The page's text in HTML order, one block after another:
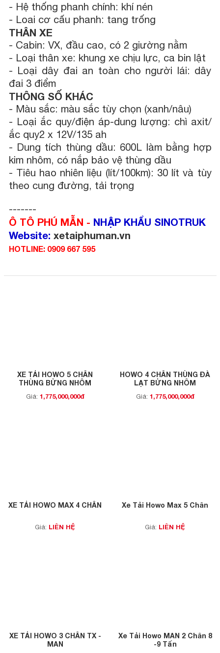
- Hệ thống phanh chính: khí nén
- Loai cơ cấu phanh: tang trống
THÂN XE
- Cabin: VX, đầu cao, có 2 giường nằm
- Loại thân xe: khung xe chịu lực, ca bin lật
- Loại dây đai an toàn cho người lái: dây
đai 3 điểm
THÔNG SỐ KHÁC
- Màu sắc: màu sắc tùy chọn (xanh/nâu)
- Loại ắc quy/điện áp-dung lượng: chì axit/
ắc quy2 x 12V/135 ah
- Dung tích thùng dầu: 600L làm bằng hợp
kim nhôm, có nắp bảo vệ thùng dầu
- Tiêu hao nhiên liệu (lít/100km): 30 lít và tùy
theo cung đường, tải trọng
-------
Ô TÔ PHÚ MẪN - NHẬP KHẨU SINOTRUK
Website: xetaiphuman.vn
HOTLINE: 0909 667 595
XE TẢI HOWO 5 CHÂN
THÙNG BỬNG NHÔM
Giá: 1,775,000,000đ
HOWO 4 CHÂN THÙNG ĐÀ
LẠT BỬNG NHÔM
Giá: 1,775,000,000đ
XE TẢI HOWO MAX 4 CHÂN
Giá: LIÊN HỆ
Xe Tải Howo Max 5 Chân
Giá: LIÊN HỆ
XE TẢI HOWO 3 CHÂN TX -
MAN
Xe Tải Howo MAN 2 Chân 8
-9 Tấn